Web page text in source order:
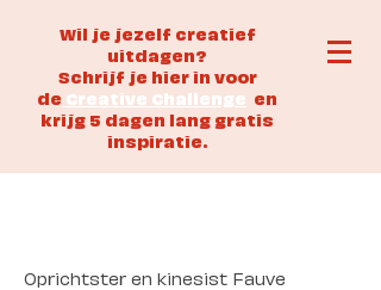
Wil je jezelf creatief
uitdagen?
Schrijf je hier in voor
de Creative Challenge en
krijg 5 dagen lang gratis
inspiratie.
Oprichtster en kinesist Fauve